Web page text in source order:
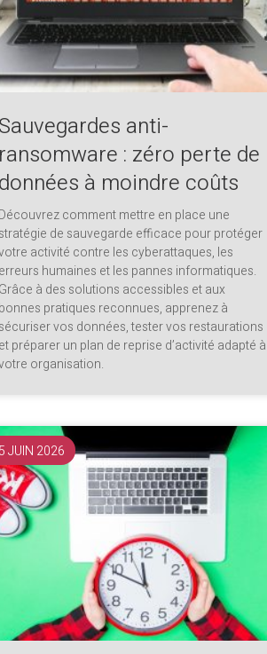
Sauvegardes anti-
ransomware : zéro perte de
données à moindre coûts
Découvrez comment mettre en place une
stratégie de sauvegarde efficace pour protéger
activité contre les cyberattaques, les
erreurs humaines et les pannes informatiques.
Grâce à des solutions accessibles et aux
bonnes pratiques reconnues, apprenez à
sécuriser vos données, tester vos restaurations
et préparer un plan de reprise d’activité adapté à
organisation.
JUIN 2026